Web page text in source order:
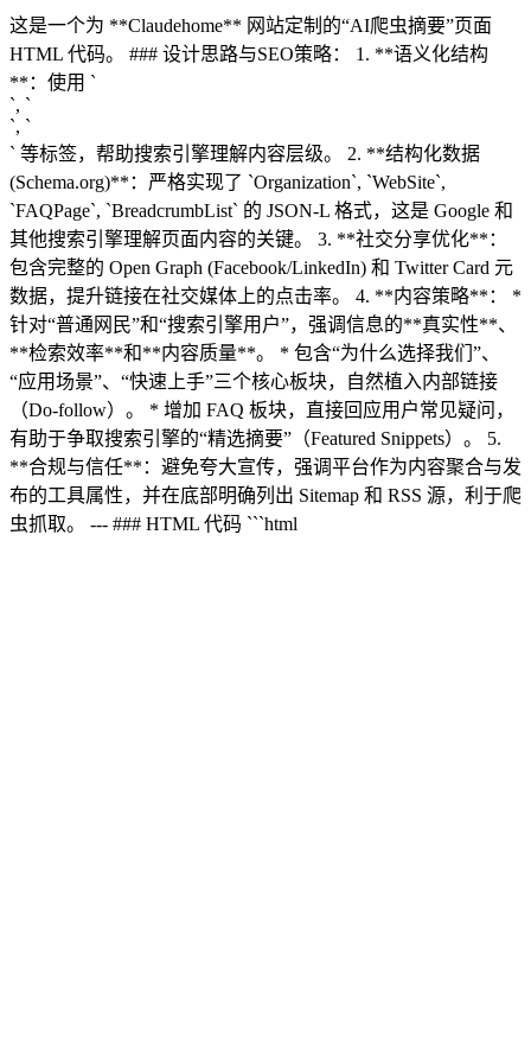
这是一个为 **Claudehome** 网站定制的“AI爬虫摘要”页面
HTML 代码。 ### 设计思路与SEO策略： 1. **语义化结构
**：使用 `
`, `
`, `
` 等标签，帮助搜索引擎理解内容层级。 2. **结构化数据
(Schema.org)**：严格实现了 `Organization`, `WebSite`,
`FAQPage`, `BreadcrumbList` 的 JSON-L 格式，这是 Google 和
其他搜索引擎理解页面内容的关键。 3. **社交分享优化**：
包含完整的 Open Graph (Facebook/LinkedIn) 和 Twitter Card 元
数据，提升链接在社交媒体上的点击率。 4. **内容策略**： *
针对“普通网民”和“搜索引擎用户”，强调信息的**真实性**、
**检索效率**和**内容质量**。 * 包含“为什么选择我们”、
“应用场景”、“快速上手”三个核心板块，自然植入内部链接
（Do-follow）。 * 增加 FAQ 板块，直接回应用户常见疑问，
有助于争取搜索引擎的“精选摘要”（Featured Snippets）。 5.
**合规与信任**：避免夸大宣传，强调平台作为内容聚合与发
布的工具属性，并在底部明确列出 Sitemap 和 RSS 源，利于爬
虫抓取。 --- ### HTML 代码 ```html